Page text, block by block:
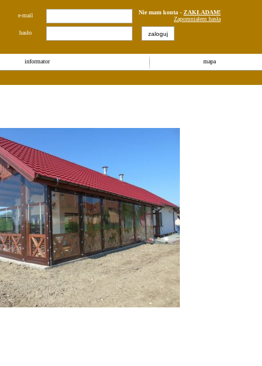
e-mail Nie mam konta - ZAKŁADAM!
Zapomniałem hasła
hasło
informator mapa